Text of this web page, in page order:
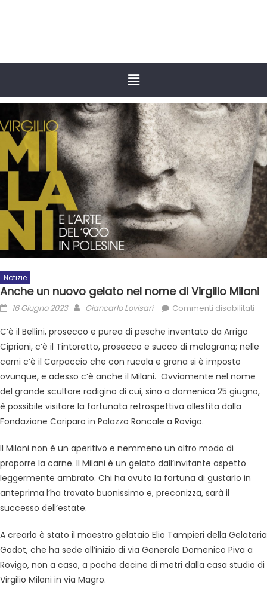
Notizie
Anche un nuovo gelato nel nome di Virgilio Milani
16 Giugno 2023 Giancarlo Lovisari Commenti disabilitati
C’è il Bellini, prosecco e purea di pesche inventato da Arrigo
Cipriani, c’è il Tintoretto, prosecco e succo di melagrana; nelle
carni c’è il Carpaccio che con rucola e grana si è imposto
ovunque, e adesso c’è anche il Milani. Ovviamente nel nome
del grande scultore rodigino di cui, sino a domenica 25 giugno,
è possibile visitare la fortunata retrospettiva allestita dalla
Fondazione Cariparo in Palazzo Roncale a Rovigo.
Il Milani non è un aperitivo e nemmeno un altro modo di
proporre la carne. Il Milani è un gelato dall’invitante aspetto
leggermente ambrato. Chi ha avuto la fortuna di gustarlo in
anteprima l’ha trovato buonissimo e, preconizza, sarà il
successo dell’estate.
A crearlo è stato il maestro gelataio Elio Tampieri della Gelateria
Godot, che ha sede all’inizio di via Generale Domenico Piva a
Rovigo, non a caso, a poche decine di metri dalla casa studio di
Virgilio Milani in via Magro.